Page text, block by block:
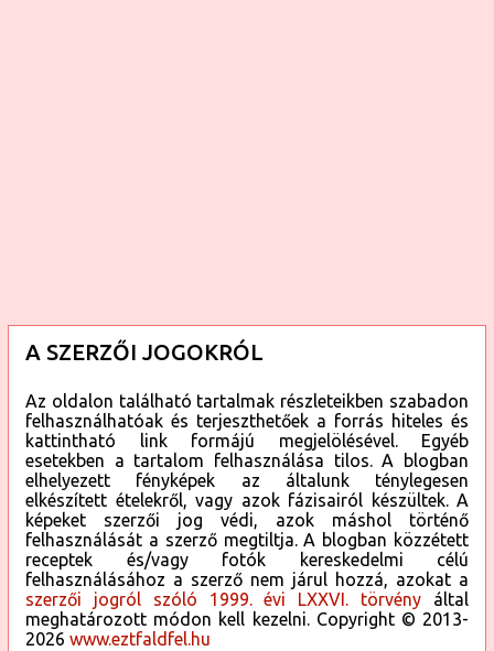
A SZERZŐI JOGOKRÓL
Az oldalon található tartalmak részleteikben szabadon
felhasználhatóak és terjeszthetőek a forrás hiteles és
kattintható link formájú megjelölésével. Egyéb
esetekben a tartalom felhasználása tilos. A blogban
elhelyezett fényképek az általunk ténylegesen
elkészített ételekről, vagy azok fázisairól készültek. A
képeket szerzői jog védi, azok máshol történő
felhasználását a szerző megtiltja. A blogban közzétett
receptek és/vagy fotók kereskedelmi célú
felhasználásához a szerző nem járul hozzá, azokat a
szerzői jogról szóló 1999. évi LXXVI. törvény által
meghatározott módon kell kezelni. Copyright © 2013-
2026 www.eztfaldfel.hu